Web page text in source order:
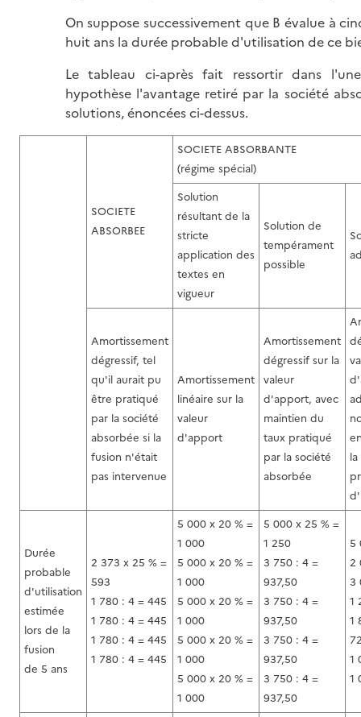
On suppose successivement que B évalue à
huit ans la durée probable d'utilisation de ce
Le tableau ci-après fait ressortir dans
hypothèse l'avantage retiré par la société
solutions, énoncées ci-dessus.
SOCIETE
ABSORBEE
SOCIETE ABSORBANTE
(régime spécial)
Solution
résultant de la
stricte
application des
textes en
vigueur
Solution de
tempérament
possible
Amortissement
dégressif, tel
qu'il aurait pu
être pratiqué
par la société
absorbée si la
fusion n'était
pas intervenue
Amortissement
linéaire sur la
valeur
d'apport
Amortissement
dégressif sur la
valeur
d'apport, avec
maintien du
taux pratiqué
par la société
absorbée
Durée
probable
d'utilisation
estimée
lors de la
fusion
de 5 ans
2 373 x 25 % =
593
1 780 : 4 = 445
1 780 : 4 = 445
1 780 : 4 = 445
1 780 : 4 = 445
5 000 x 20 % =
1 000
5 000 x 20 % =
1 000
5 000 x 20 % =
1 000
5 000 x 20 % =
1 000
5 000 x 20 % =
1 000
5 000 x 25 % =
1 250
3 750 : 4 =
937,50
3 750 : 4 =
937,50
3 750 : 4 =
937,50
3 750 : 4 =
937,50
5
2
3
1
1
1
1